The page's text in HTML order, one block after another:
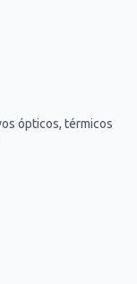
ópticos, térmicos